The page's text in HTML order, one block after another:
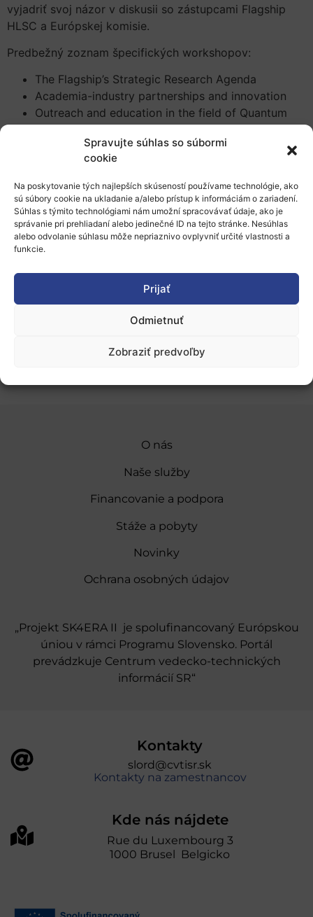
Spravujte súhlas so súbormi
cookie
Na poskytovanie tých najlepších skúseností používame technológie, ako
sú súbory cookie na ukladanie a/alebo prístup k informáciám o zariadení.
Súhlas s týmito technológiami nám umožní spracovávať údaje, ako je
správanie pri prehliadaní alebo jedinečné ID na tejto stránke. Nesúhlas
alebo odvolanie súhlasu môže nepriaznivo ovplyvniť určité vlastnosti a
funkcie.
Prijať
Odmietnuť
Zobraziť predvoľby
vyjadriť svoj názor v diskusii so zástupcami Flagship
HLSC a Európskej komisie.
Predbežný zoznam špecifických workshopov:
The Flagship’s Strategic Research Agenda
Academia-industry partnerships and innovation
Outreach and education in the field of Quantum
The Flagship’s governance and implementation
Odporúčame Vám, aby ste sa zaregistrovali čím skôr.
Pod nasledovným webovým linkom nájdete registračný
formulár k zasadnutiu Európskeho spoločenstva pre
kvantové technológie a / alebo sympóziu ZEISS:
www.zeiss.com/symposium-registration.
Pre viac informácií ostaňte naladení na webovej
adrese:www.qurope.eu
O nás
Naše služby
Financovanie a podpora
Stáže a pobyty
Novinky
Ochrana osobných údajov
„Projekt SK4ERA II je spolufinancovaný Európskou
úniou v rámci Programu Slovensko. Portál
prevádzkuje Centrum vedecko-technických
informácií SR“
Kontakty
slord@cvtisr.sk
Kontakty na zamestnancov
Kde nás nájdete
Rue du Luxembourg 3
1000 Brusel Belgicko